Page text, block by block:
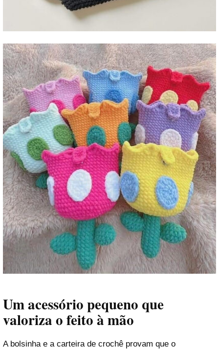
Um acessório pequeno que
valoriza o feito à mão
A bolsinha e a carteira de crochê provam que o